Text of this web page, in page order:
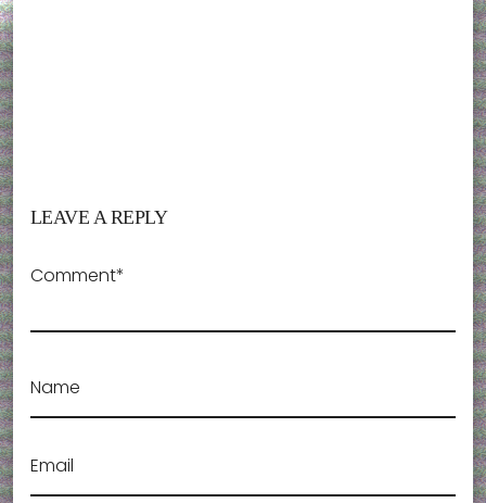
LEAVE A REPLY
Comment*
Name
Email